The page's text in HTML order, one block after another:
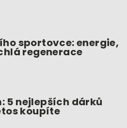
sportovce: energie,
regenerace
5 nejlepších dárků
koupíte